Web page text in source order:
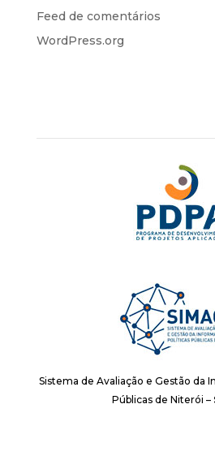
Feed de comentários
WordPress.org
Sistema de Avaliação e Gestão da
Públicas de Niterói –